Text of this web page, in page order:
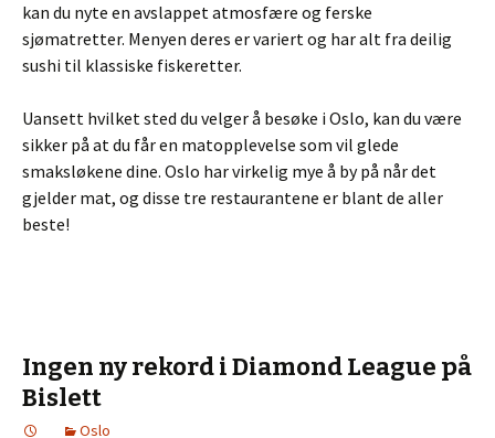
kan du nyte en avslappet atmosfære og ferske
sjømatretter. Menyen deres er variert og har alt fra deilig
sushi til klassiske fiskeretter.
Uansett hvilket sted du velger å besøke i Oslo, kan du være
sikker på at du får en matopplevelse som vil glede
smaksløkene dine. Oslo har virkelig mye å by på når det
gjelder mat, og disse tre restaurantene er blant de aller
beste!
Ingen ny rekord i Diamond League på
Bislett
Oslo